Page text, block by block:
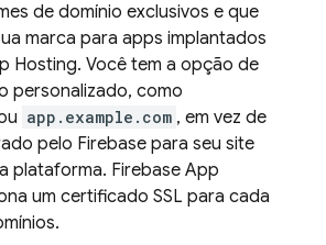
de domínio exclusivos e que
marca para apps implantados
Hosting. Você tem a opção de
personalizado, como
app.example.com , em vez de
pelo Firebase para seu site
plataforma. Firebase App
um certificado SSL para cada